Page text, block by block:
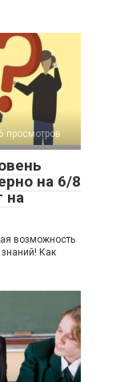
просмотров
на 6/8
на
возможность
Как